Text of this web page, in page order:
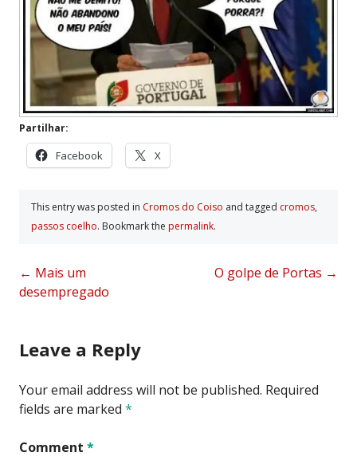
Partilhar:
Facebook X
This entry was posted in Cromos do Coiso and tagged cromos,
passos coelho. Bookmark the permalink.
Post
navigation
← Mais um
desempregado
O golpe de Portas →
Leave a Reply
Your email address will not be published. Required
fields are marked *
Comment *